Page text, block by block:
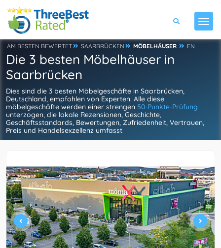
AM BESTEN BEWERTET SAARBRÜCKEN MÖBELHÄUSER EN
Die 3 besten Möbelhäuser in
Saarbrücken
Dies sind die 3 besten Möbelgeschäfte in Saarbrücken,
Deutschland, empfohlen von Experten. Alle diese
möbelgeschäfte werden einer strengen 50-Punkte-Prüfung
unterzogen, die lokale Rezensionen, Geschichte,
Geschäftsstandards, Bewertungen, Zufriedenheit, Vertrauen,
Preis und Handelsexzellenz umfasst